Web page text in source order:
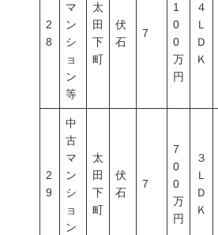
2
8
マ
ン
シ
ョ
ン
等
太
田
下
町
伏
石
7
1
0
0
万
円
４
Ｌ
Ｄ
Ｋ
2
9
中
古
マ
ン
シ
ョ
ン
太
田
下
町
伏
石
7
7
0
0
万
円
３
Ｌ
Ｄ
Ｋ